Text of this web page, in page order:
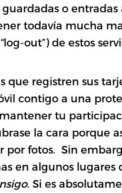
o
todavía mucha
out”) de estos
que registren sus
contigo a una
tu
la cara porque
por fotos. Sin
en algunos lugares
. Si es